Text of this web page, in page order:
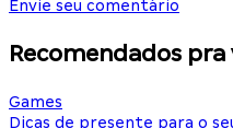
Envie seu comentário
Recomendados pra
Games
Dicas de presente para o